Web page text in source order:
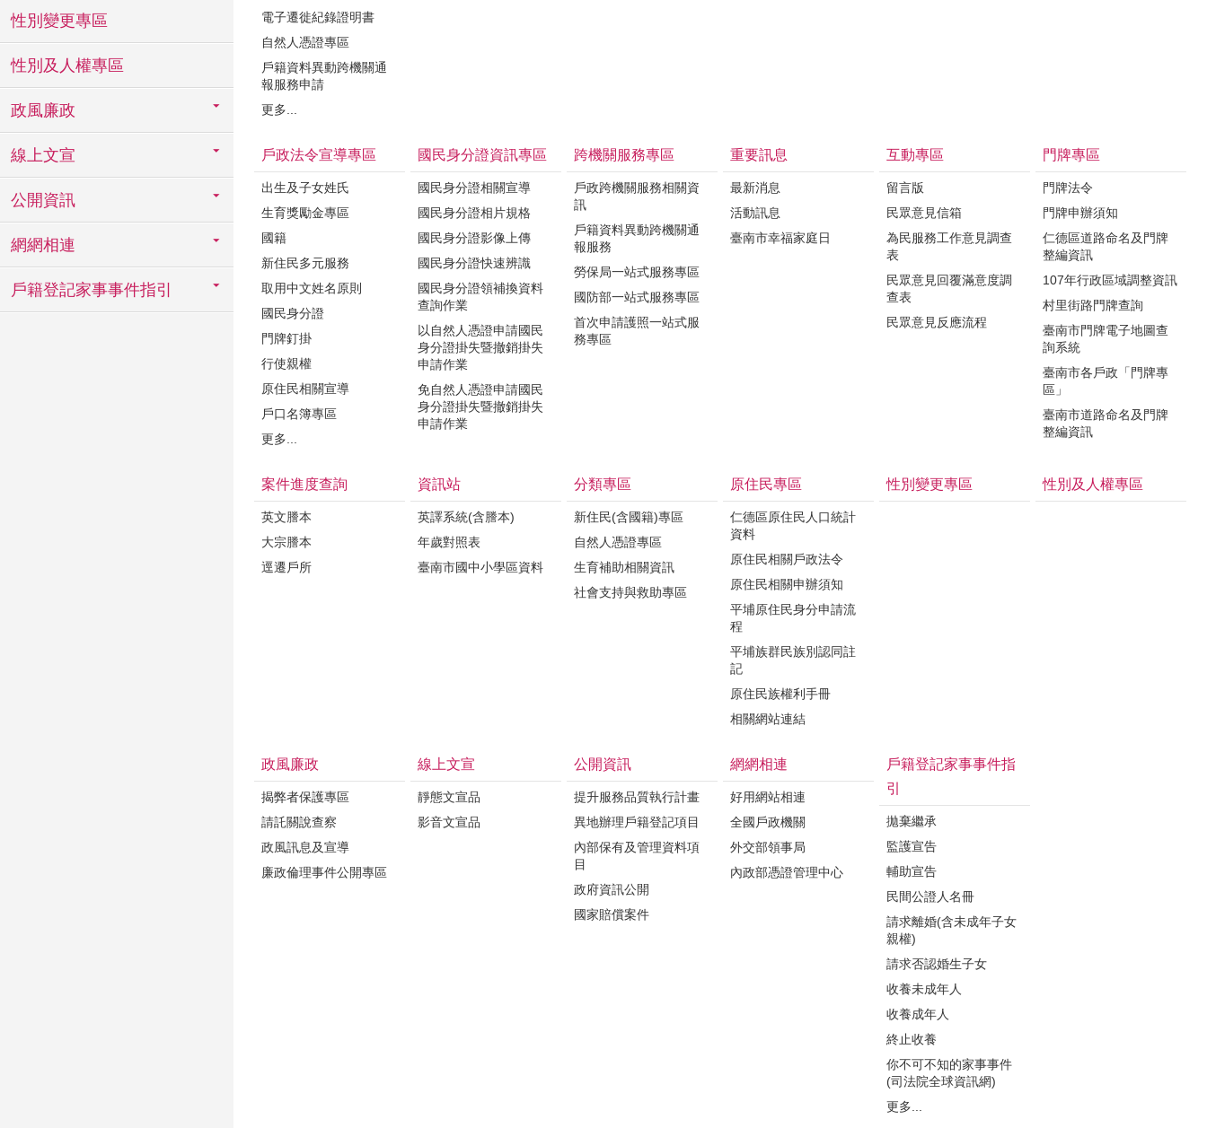
性別變更專區
性別及人權專區
政風廉政
線上文宣
公開資訊
網網相連
戶籍登記家事事件指引
電子遷徙紀錄證明書
自然人憑證專區
戶籍資料異動跨機關通
報服務申請
更多...
戶政法令宣導專區
出生及子女姓氏
生育獎勵金專區
國籍
新住民多元服務
取用中文姓名原則
國民身分證
門牌釘掛
行使親權
原住民相關宣導
戶口名簿專區
更多...
國民身分證資訊專區
國民身分證相關宣導
國民身分證相片規格
國民身分證影像上傳
國民身分證快速辨識
國民身分證領補換資料
查詢作業
以自然人憑證申請國民
身分證掛失暨撤銷掛失
申請作業
免自然人憑證申請國民
身分證掛失暨撤銷掛失
申請作業
跨機關服務專區
戶政跨機關服務相關資
訊
戶籍資料異動跨機關通
報服務
勞保局一站式服務專區
國防部一站式服務專區
首次申請護照一站式服
務專區
重要訊息
最新消息
活動訊息
臺南市幸福家庭日
互動專區
留言版
民眾意見信箱
為民服務工作意見調查
表
民眾意見回覆滿意度調
查表
民眾意見反應流程
門牌專區
門牌法令
門牌申辦須知
仁德區道路命名及門牌
整編資訊
107年行政區域調整資訊
村里街路門牌查詢
臺南市門牌電子地圖查
詢系統
臺南市各戶政「門牌專
區」
臺南市道路命名及門牌
整編資訊
案件進度查詢
英文謄本
大宗謄本
逕遷戶所
資訊站
英譯系統(含謄本)
年歲對照表
臺南市國中小學區資料
分類專區
新住民(含國籍)專區
自然人憑證專區
生育補助相關資訊
社會支持與救助專區
原住民專區
仁德區原住民人口統計
資料
原住民相關戶政法令
原住民相關申辦須知
平埔原住民身分申請流
程
平埔族群民族別認同註
記
原住民族權利手冊
相關網站連結
性別變更專區 性別及人權專區
政風廉政
揭弊者保護專區
請託關說查察
政風訊息及宣導
廉政倫理事件公開專區
線上文宣
靜態文宣品
影音文宣品
公開資訊
提升服務品質執行計畫
異地辦理戶籍登記項目
內部保有及管理資料項
目
政府資訊公開
國家賠償案件
網網相連
好用網站相連
全國戶政機關
外交部領事局
內政部憑證管理中心
戶籍登記家事事件指
引
拋棄繼承
監護宣告
輔助宣告
民間公證人名冊
請求離婚(含未成年子女
親權)
請求否認婚生子女
收養未成年人
收養成年人
終止收養
你不可不知的家事事件
(司法院全球資訊網)
更多...